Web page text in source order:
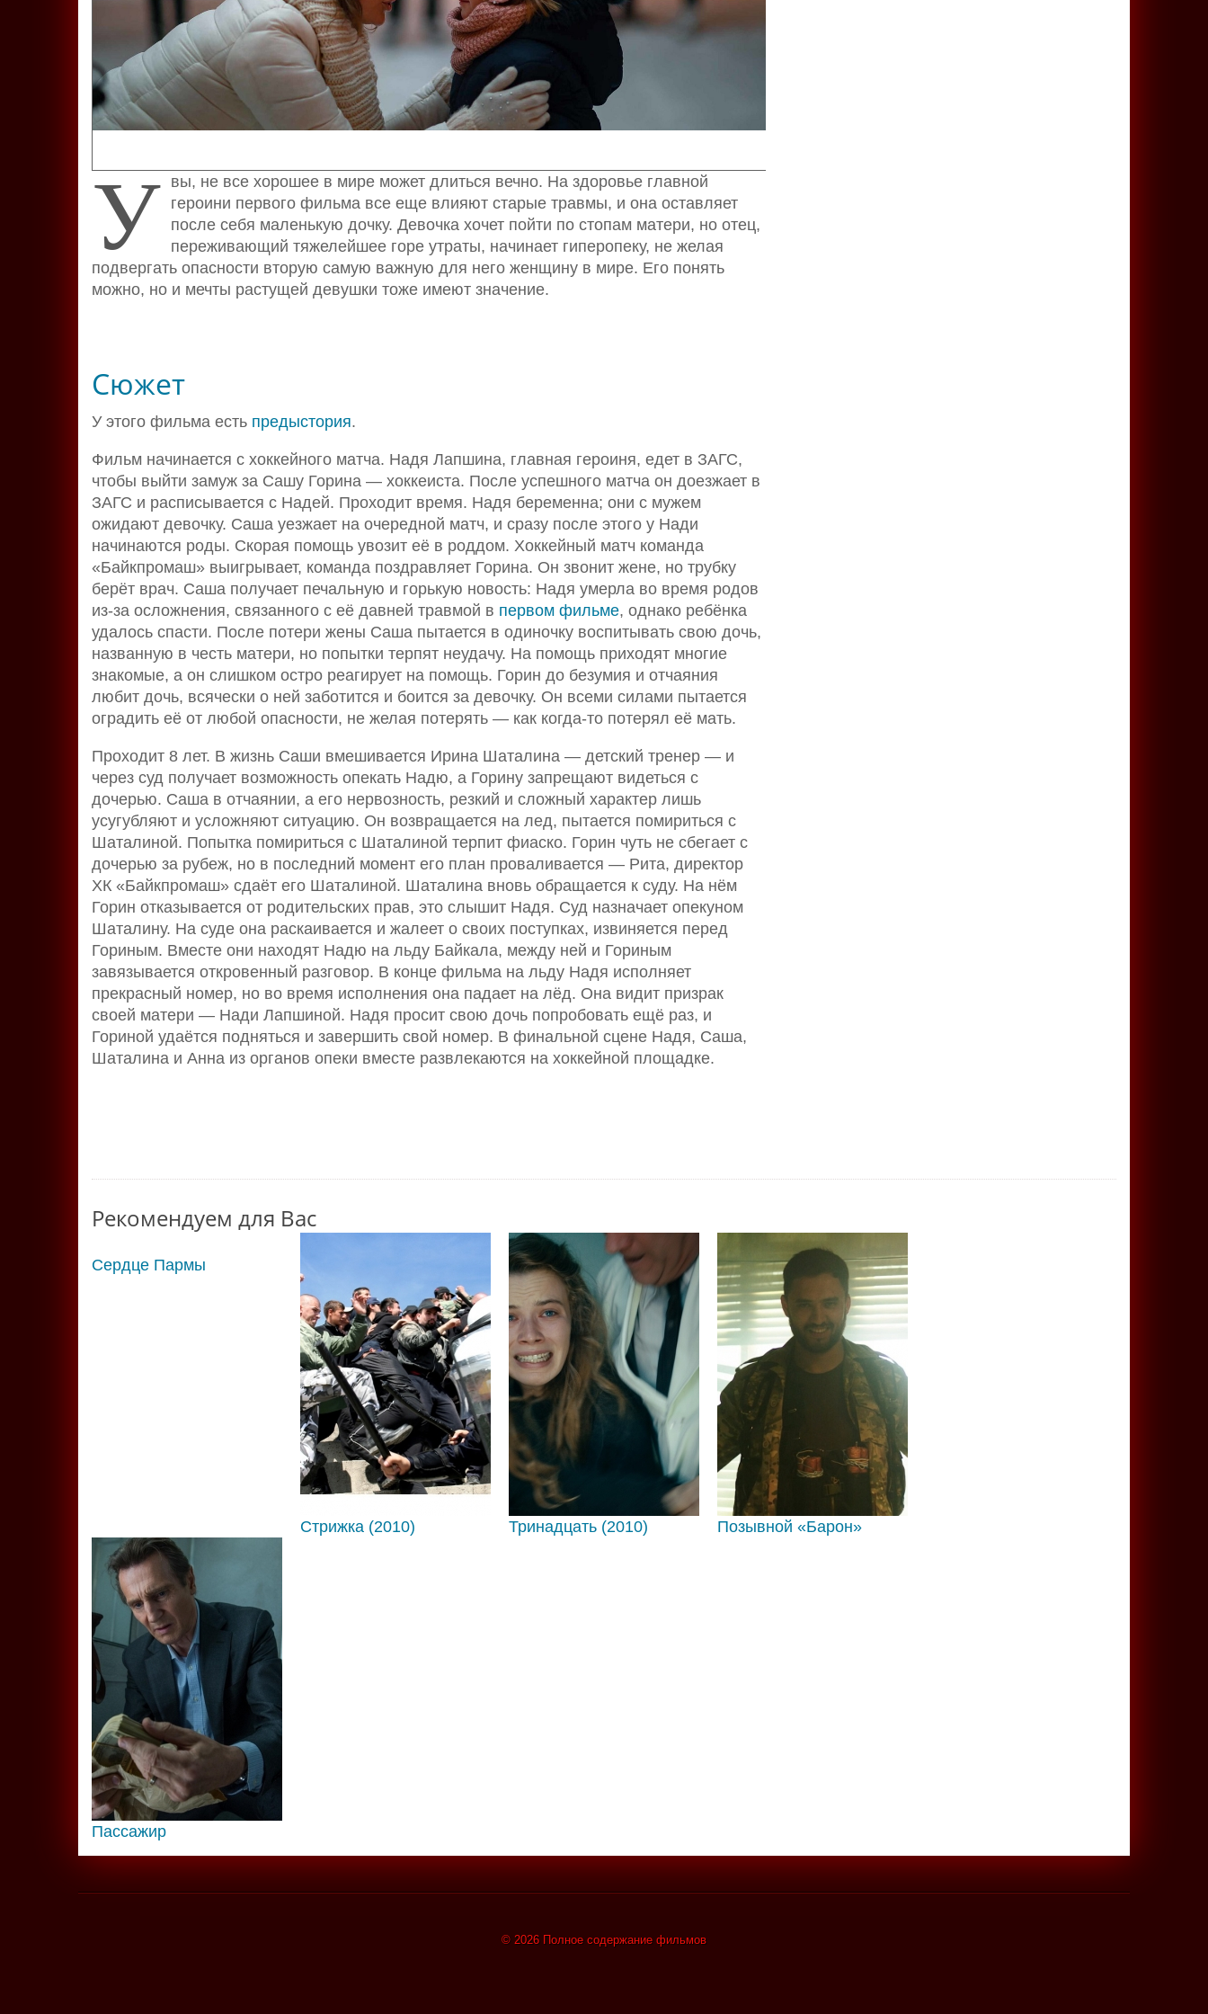
У
вы, не все хорошее в мире может длиться вечно. На здоровье главной
героини первого фильма все еще влияют старые травмы, и она оставляет
после себя маленькую дочку. Девочка хочет пойти по стопам матери, но отец,
переживающий тяжелейшее горе утраты, начинает гиперопеку, не желая
подвергать опасности вторую самую важную для него женщину в мире. Его понять
можно, но и мечты растущей девушки тоже имеют значение.
Сюжет
У этого фильма есть предыстория.
Фильм начинается с хоккейного матча. Надя Лапшина, главная героиня, едет в ЗАГС,
чтобы выйти замуж за Сашу Горина — хоккеиста. После успешного матча он доезжает в
ЗАГС и расписывается с Надей. Проходит время. Надя беременна; они с мужем
ожидают девочку. Саша уезжает на очередной матч, и сразу после этого у Нади
начинаются роды. Скорая помощь увозит её в роддом. Хоккейный матч команда
«Байкпромаш» выигрывает, команда поздравляет Горина. Он звонит жене, но трубку
берёт врач. Саша получает печальную и горькую новость: Надя умерла во время родов
из-за осложнения, связанного с её давней травмой в первом фильме, однако ребёнка
удалось спасти. После потери жены Саша пытается в одиночку воспитывать свою дочь,
названную в честь матери, но попытки терпят неудачу. На помощь приходят многие
знакомые, а он слишком остро реагирует на помощь. Горин до безумия и отчаяния
любит дочь, всячески о ней заботится и боится за девочку. Он всеми силами пытается
оградить её от любой опасности, не желая потерять — как когда-то потерял её мать.
Проходит 8 лет. В жизнь Саши вмешивается Ирина Шаталина — детский тренер — и
через суд получает возможность опекать Надю, а Горину запрещают видеться с
дочерью. Саша в отчаянии, а его нервозность, резкий и сложный характер лишь
усугубляют и усложняют ситуацию. Он возвращается на лед, пытается помириться с
Шаталиной. Попытка помириться с Шаталиной терпит фиаско. Горин чуть не сбегает с
дочерью за рубеж, но в последний момент его план проваливается — Рита, директор
ХК «Байкпромаш» сдаёт его Шаталиной. Шаталина вновь обращается к суду. На нём
Горин отказывается от родительских прав, это слышит Надя. Суд назначает опекуном
Шаталину. На суде она раскаивается и жалеет о своих поступках, извиняется перед
Гориным. Вместе они находят Надю на льду Байкала, между ней и Гориным
завязывается откровенный разговор. В конце фильма на льду Надя исполняет
прекрасный номер, но во время исполнения она падает на лёд. Она видит призрак
своей матери — Нади Лапшиной. Надя просит свою дочь попробовать ещё раз, и
Гориной удаётся подняться и завершить свой номер. В финальной сцене Надя, Саша,
Шаталина и Анна из органов опеки вместе развлекаются на хоккейной площадке.
Рекомендуем для Вас
Сердце Пармы
Стрижка (2010) Тринадцать (2010) Позывной «Барон»
Пассажир
© 2026 Полное содержание фильмов